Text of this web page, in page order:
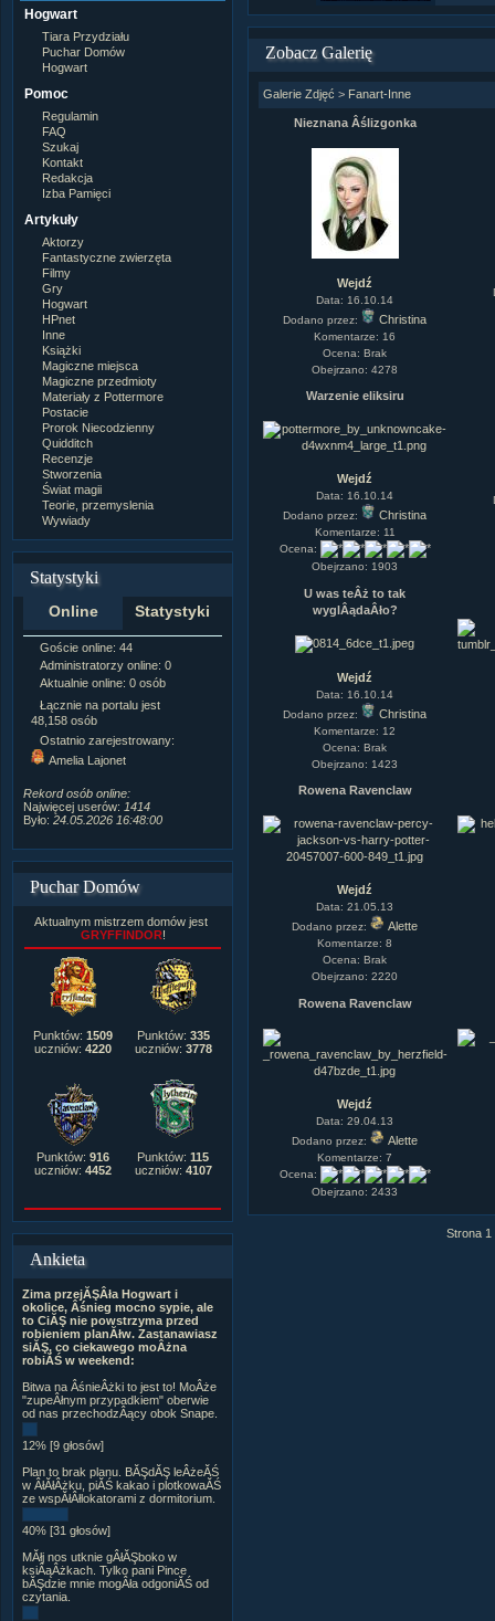
Hogwart
Tiara Przydziału
Puchar Domów
Hogwart
Pomoc
Regulamin
FAQ
Szukaj
Kontakt
Redakcja
Izba Pamięci
Artykuły
Aktorzy
Fantastyczne zwierzęta
Filmy
Gry
Hogwart
HPnet
Inne
Książki
Magiczne miejsca
Magiczne przedmioty
Materiały z Pottermore
Postacie
Prorok Niecodzienny
Quidditch
Recenzje
Stworzenia
Świat magii
Teorie, przemyslenia
Wywiady
Statystyki
Online Statystyki
Goście online: 44
Administratorzy online: 0
Aktualnie online: 0 osób
Łącznie na portalu jest
48,158 osób
Ostatnio zarejestrowany:
Amelia Lajonet
Rekord osób online:
Najwięcej userów: 1414
Było: 24.05.2026 16:48:00
Napisanych artykułów:1,087
21,490
Tematów na forum:3,921
Postów na forum:319,637
Komentarzy do materiałów:
Rozdanych pochwał:3,327
Wlepionych ostrzeżeń:4,170
Puchar Domów
Aktualnym mistrzem domów jest
GRYFFINDOR!
Punktów: 1509
uczniów: 4220
Punktów: 335
uczniów: 3778
Punktów: 916
uczniów: 4452
Punktów: 115
uczniów: 4107
Ankieta
Zima przejĂŞÂła Hogwart i
okolice, Âśnieg mocno sypie, ale
to CiĂŞ nie powstrzyma przed
robieniem planĂłw. Zastanawiasz
siĂŞ, co ciekawego moÂżna
robiĂŚ w weekend:
Bitwa na ÂśnieÂżki to jest to! MoÂże
"zupeÂłnym przypadkiem" oberwie
od nas przechodzÂący obok Snape.
12% [9 głosów]
Plan to brak planu. BĂŞdĂŞ leÂżeĂŚ
w ÂłĂłÂżku, piĂŚ kakao i plotkowaĂŚ
ze wspĂłÂłlokatorami z dormitorium.
40% [31 głosów]
MĂłj nos utknie gÂłĂŞboko w
ksiÂąÂżkach. Tylko pani Pince
bĂŞdzie mnie mogÂła odgoniĂŚ od
czytania.
Zobacz Galerię
Galerie Zdjęć > Fanart-Inne
Nieznana Âślizgonka
Wejdź
Data: 16.10.14
Dodano przez:
Christina
Komentarze: 16
Ocena: Brak
Obejrzano: 4278
Warzenie eliksiru
Wejdź
Data: 16.10.14
Dodano przez:
Christina
Komentarze: 11
Ocena:
Obejrzano: 1903
U was teÂż to tak
wyglÂądaÂło?
Wejdź
Data: 16.10.14
Dodano przez:
Christina
Komentarze: 12
Ocena: Brak
Obejrzano: 1423
Rowena Ravenclaw
Wejdź
Data: 21.05.13
Dodano przez:
Alette
Komentarze: 8
Ocena: Brak
Obejrzano: 2220
Rowena Ravenclaw
Wejdź
Data: 29.04.13
Dodano przez:
Alette
Komentarze: 7
Ocena:
Obejrzano: 2433
Strona